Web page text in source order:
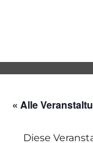
« Alle
Diese